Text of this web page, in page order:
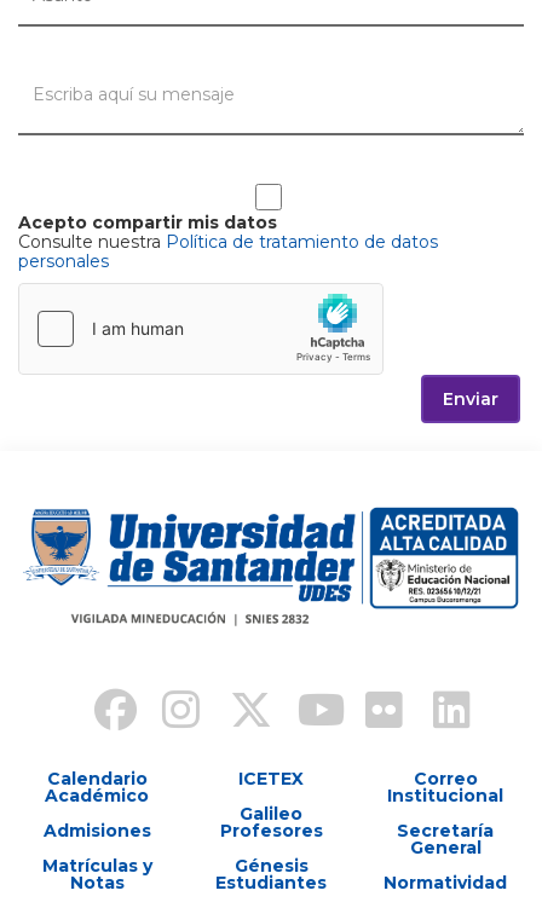
Acepto compartir mis datos
Consulte nuestra Política de tratamiento de datos
personales
Enviar
Calendario
Académico
Admisiones
Matrículas y
Notas
ICETEX
Galileo
Profesores
Génesis
Estudiantes
Correo
Institucional
Secretaría
General
Normatividad